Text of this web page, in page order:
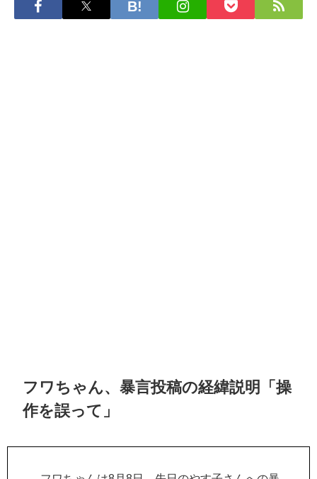
フワちゃん、暴言投稿の経緯説明「操
作を誤って」